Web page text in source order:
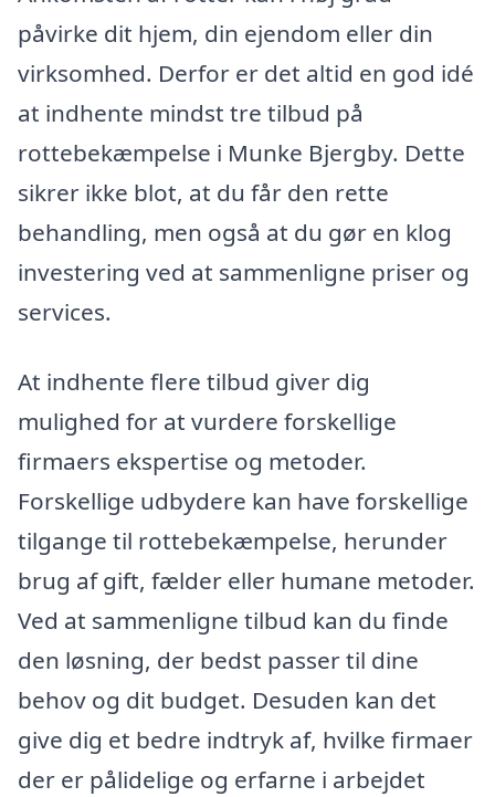
påvirke dit hjem, din ejendom eller din
virksomhed. Derfor er det altid en god idé
at indhente mindst tre tilbud på
rottebekæmpelse i Munke Bjergby. Dette
sikrer ikke blot, at du får den rette
behandling, men også at du gør en klog
investering ved at sammenligne priser og
services.
At indhente flere tilbud giver dig
mulighed for at vurdere forskellige
firmaers ekspertise og metoder.
Forskellige udbydere kan have forskellige
tilgange til rottebekæmpelse, herunder
brug af gift, fælder eller humane metoder.
Ved at sammenligne tilbud kan du finde
den løsning, der bedst passer til dine
behov og dit budget. Desuden kan det
give dig et bedre indtryk af, hvilke firmaer
der er pålidelige og erfarne i arbejdet